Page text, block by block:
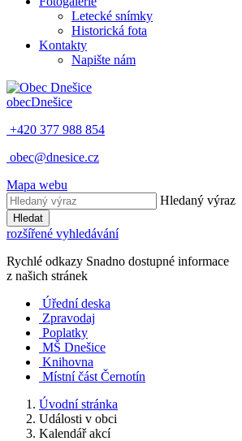
Letecké snímky
Historická fota
Kontakty
Napište nám
obecDnešice
+420 377 988 854
obec@dnesice.cz
Mapa webu
Hledaný výraz
Hledat
rozšířené vyhledávání
Rychlé odkazy Snadno dostupné informace
z našich stránek
Úřední deska
Zpravodaj
Poplatky
MŠ Dnešice
Knihovna
Místní část Černotín
Úvodní stránka
Události v obci
Kalendář akcí